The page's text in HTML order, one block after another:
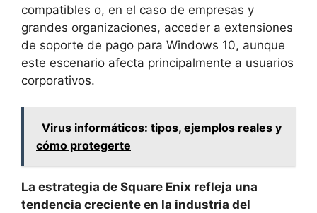
compatibles o, en el caso de empresas y
grandes organizaciones, acceder a extensiones
de soporte de pago para Windows 10, aunque
este escenario afecta principalmente a usuarios
corporativos.
Virus informáticos: tipos, ejemplos reales y
cómo protegerte
La estrategia de Square Enix refleja una
tendencia creciente en la industria del